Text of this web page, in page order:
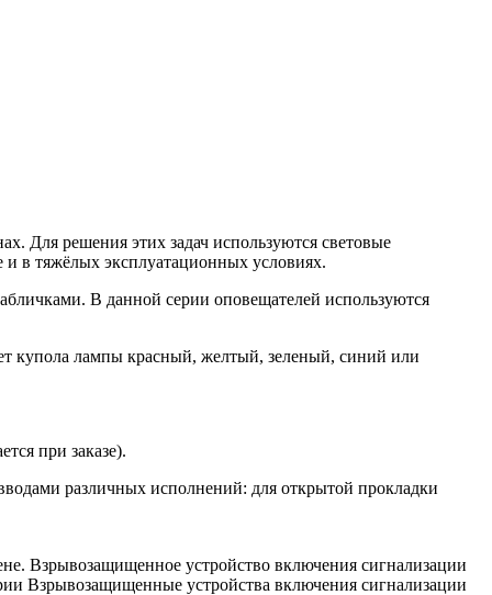
Для решения этих задач используются световые
в тяжёлых эксплуатационных условиях.
В данной серии оповещателей используются
купола лампы красный, желтый, зеленый, синий или
при заказе).
различных исполнений: для открытой прокладки
Взрывозащищенное устройство включения сигнализации
Взрывозащищенные устройства включения сигнализации